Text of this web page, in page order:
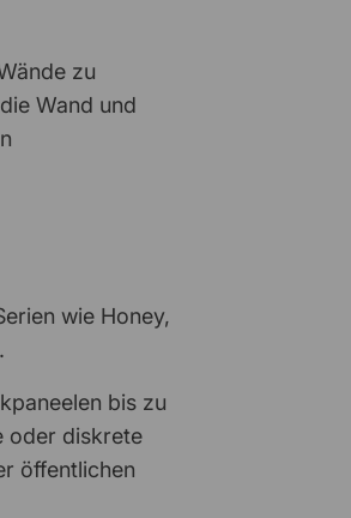
zu
Wand und
wie Honey,
bis zu
oder diskrete
öffentlichen